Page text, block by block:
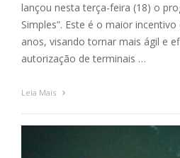
lançou nesta terça-feira (18) o
Simples”. Este é o maior
anos, visando tornar mais ágil e
autorização de terminais …
Leia Mais